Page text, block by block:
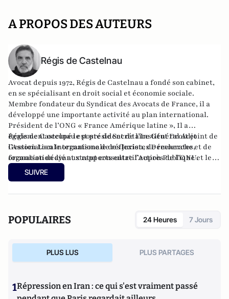
A PROPOS DES AUTEURS
Régis de Castelnau
Avocat depuis 1972, Régis de Castelnau a fondé son cabinet,
en se spécialisant en droit social et économie sociale.
Membre fondateur du Syndicat des Avocats de France, il a
développé une importante activité au plan international.
Président de l’ONG « France Amérique latine », Il a
également occupé le poste de Secrétaire Général Adjoint de
l’Association Internationale des Juristes Démocrates,
organisation ayant statut consultatif auprès de l’ONU.
Régis de Castelnau est président de l’Institut Droit et
Gestion Locale organisme de réflexion, de recherche et de
formation dédié aux rapports entre l’Action Publique et le
Droit.SUIVRE
POPULAIRES 24 Heures 7 Jours
PLUS LUS PLUS PARTAGES
1Répression en Iran : ce qui s'est vraiment passé